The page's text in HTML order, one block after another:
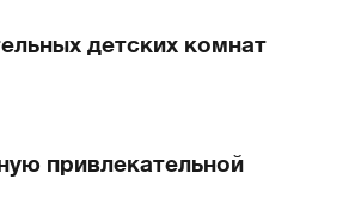
детских комнат
привлекательной